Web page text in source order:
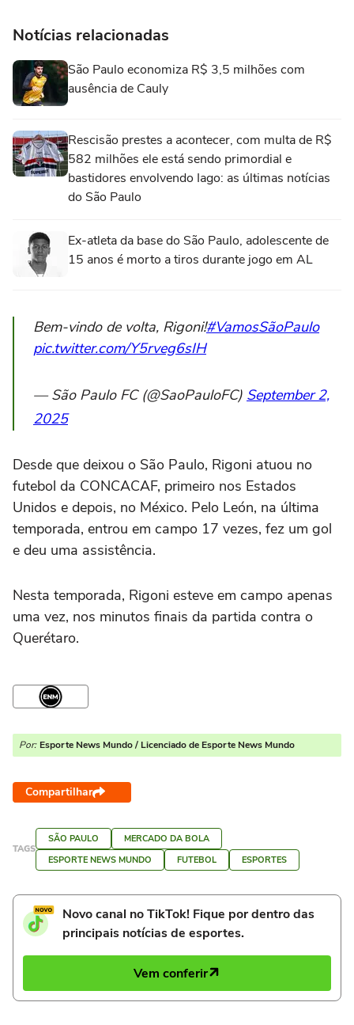
Notícias relacionadas
São Paulo economiza R$ 3,5 milhões com
ausência de Cauly
Rescisão prestes a acontecer, com multa de R$
582 milhões ele está sendo primordial e
bastidores envolvendo Iago: as últimas notícias
do São Paulo
Ex-atleta da base do São Paulo, adolescente de
15 anos é morto a tiros durante jogo em AL
Bem-vindo de volta, Rigoni!#VamosSãoPaulo
pic.twitter.com/Y5rveg6sIH
— São Paulo FC (@SaoPauloFC) September 2,
2025
Desde que deixou o São Paulo, Rigoni atuou no
futebol da CONCACAF, primeiro nos Estados
Unidos e depois, no México. Pelo León, na última
temporada, entrou em campo 17 vezes, fez um gol
e deu uma assistência.
Nesta temporada, Rigoni esteve em campo apenas
uma vez, nos minutos finais da partida contra o
Querétaro.
Por: Esporte News Mundo / Licenciado de Esporte News Mundo
Compartilhar
TAGS
SÃO PAULO
MERCADO DA BOLA
ESPORTE NEWS MUNDO
FUTEBOL ESPORTES
Novo canal no TikTok! Fique por dentro das
principais notícias de esportes.
Vem conferir